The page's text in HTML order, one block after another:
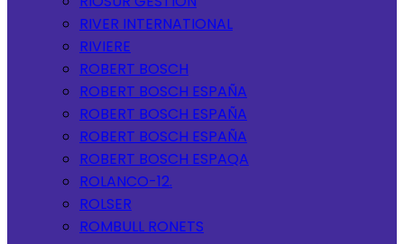
RIVER INTERNATIONAL
RIVIERE
ROBERT BOSCH
ROBERT BOSCH ESPAÑA
ROBERT BOSCH ESPAÑA
ROBERT BOSCH ESPAÑA
ROBERT BOSCH ESPAQA
ROLANCO-12.
ROLSER
ROMBULL RONETS